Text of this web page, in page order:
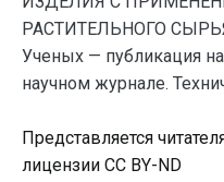
РАСТИТЕЛЬНОГО
Ученых — публикация
научном журнале.
Представляется
лицензии CC BY-ND